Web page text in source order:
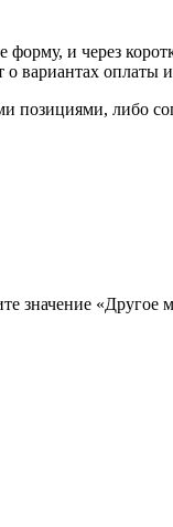
и через
о вариантах оплаты
позициями, либо
значение «Другое